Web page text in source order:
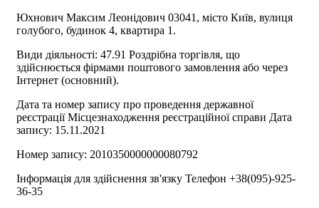
Юхнович Максим Леонідович 03041, місто Київ, вулиця
голубого, будинок 4, квартира 1.
Види діяльності: 47.91 Роздрібна торгівля, що
здійснюється фірмами поштового замовлення або через
Інтернет (основний).
Дата та номер запису про проведення державної
реєстрації Місцезнаходження реєстраційної справи Дата
запису: 15.11.2021
Номер запису: 2010350000000080792
Інформація для здійснення зв'язку Телефон +38(095)-925-
36-35